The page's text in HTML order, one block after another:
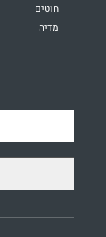
חוטים
מדיה